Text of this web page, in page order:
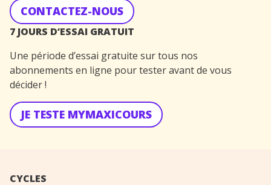
CONTACTEZ-NOUS
7 JOURS D’ESSAI GRATUIT
Une période d’essai gratuite sur tous nos
abonnements en ligne pour tester avant de vous
décider !
JE TESTE MYMAXICOURS
CYCLES